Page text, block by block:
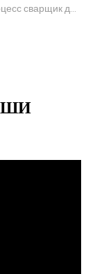
1. Многопроцесс сварщик для MIG (SYN) / MIG (MAN) / MIG (PULSE) / MMA / HF TIG. 2. Профессиональная сварка класса и резка для хоббистов, начинающих и профессионалов. 3. Универсальный, портативный дизайн для проектов в поле и мастерской.